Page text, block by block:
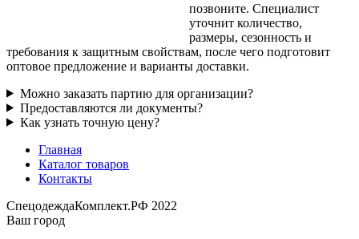
позвоните. Специалист
уточнит количество,
размеры, сезонность и
требования к защитным свойствам, после чего подготовит
оптовое предложение и варианты доставки.
Можно заказать партию для организации?
Предоставляются ли документы?
Как узнать точную цену?
Главная
Каталог товаров
Контакты
СпецодеждаКомплект.РФ 2022
Ваш город